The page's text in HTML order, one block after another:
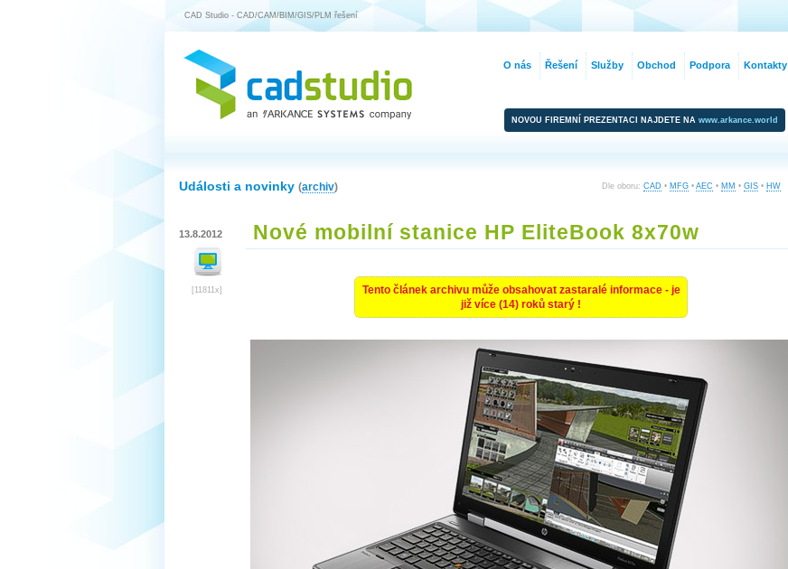
CAD Studio - CAD/CAM/BIM/GIS/PLM řešení
NOVOU FIREMNÍ PREZENTACI NAJDETE NA www.arkance.world
Dle oboru: CAD • MFG • AEC • MM • GIS • HW
Události a novinky (archiv)
13.8.2012
[11811x]
Nové mobilní stanice HP EliteBook 8x70w
Tento článek archivu může obsahovat zastaralé informace - je
již více (14) roků starý !
O nás Řešení Služby Obchod Podpora Kontakty